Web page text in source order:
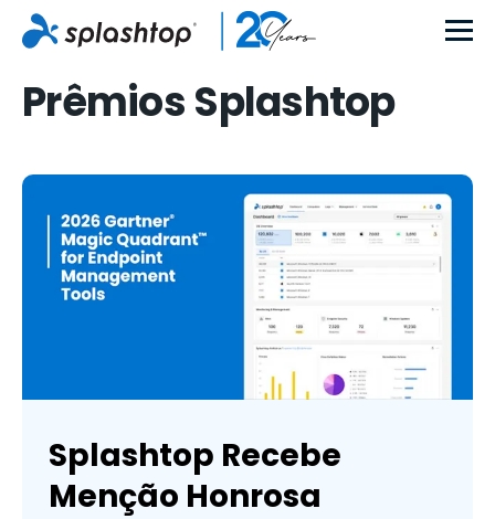
Prêmios Splashtop
Splashtop Recebe
Menção Honrosa